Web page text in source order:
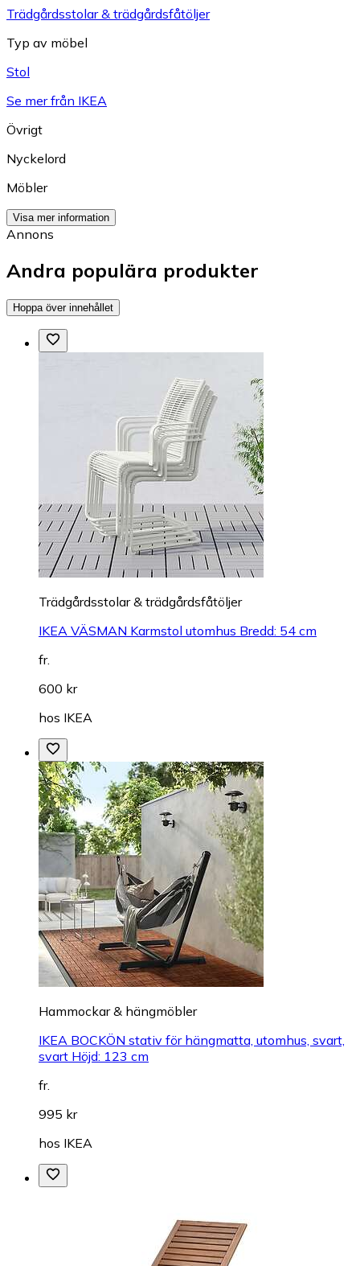
Trädgårdsstolar & trädgårdsfåtöljer
Typ av möbel
Stol
Se mer från IKEA
Övrigt
Nyckelord
Möbler
Visa mer information
Annons
Andra populära produkter
Hoppa över innehållet
Trädgårdsstolar & trädgårdsfåtöljer
IKEA VÄSMAN Karmstol utomhus Bredd: 54 cm
fr.
600 kr
hos IKEA
Hammockar & hängmöbler
IKEA BOCKÖN stativ för hängmatta, utomhus, svart,
svart Höjd: 123 cm
fr.
995 kr
hos IKEA